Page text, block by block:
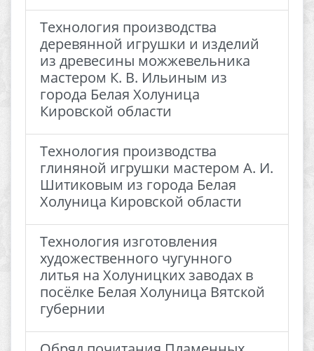
Технология производства
деревянной игрушки и изделий
из древесины можжевельника
мастером К. В. Ильиным из
города Белая Холуница
Кировской области
Технология производства
глиняной игрушки мастером А. И.
Шитиковым из города Белая
Холуница Кировской области
Технология изготовления
художественного чугунного
литья на Холуницких заводах в
посёлке Белая Холуница Вятской
губернии